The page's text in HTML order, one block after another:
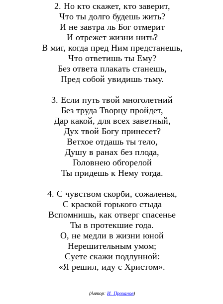
2. Но кто скажет, кто заверит,
Что ты долго будешь жить?
И не завтра ль Бог отмерит
И отрежет жизни нить?
В миг, когда пред Ним предстанешь,
Что ответишь ты Ему?
Без ответа плакать станешь,
Пред собой увидишь тьму.
3. Если путь твой многолетний
Без труда Творцу пройдет,
Дар какой, для всех заветный,
Дух твой Богу принесет?
Ветхое отдашь ты тело,
Душу в ранах без плода,
Головнею обгорелой
Ты придешь к Нему тогда.
4. С чувством скорби, сожаленья,
С краской горького стыда
Вспомнишь, как отверг спасенье
Ты в протекшие года.
О, не медли в жизни юной
Нерешительным умом;
Суете скажи подлунной:
«Я решил, иду с Христом».
(Автор: И. Проханов)